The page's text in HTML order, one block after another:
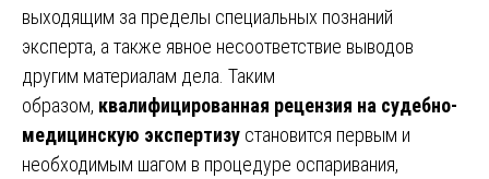
выходящим за пределы специальных познаний
эксперта, а также явное несоответствие выводов
другим материалам дела. Таким
образом, квалифицированная рецензия на судебно-
медицинскую экспертизу становится первым и
необходимым шагом в процедуре оспаривания,